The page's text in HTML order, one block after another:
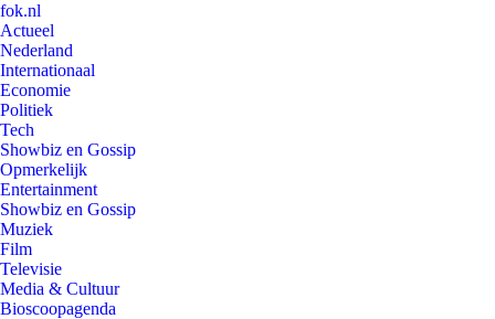
fok.nl
Actueel
Nederland
Internationaal
Economie
Politiek
Tech
Showbiz en Gossip
Opmerkelijk
Entertainment
Showbiz en Gossip
Muziek
Film
Televisie
Media & Cultuur
Bioscoopagenda